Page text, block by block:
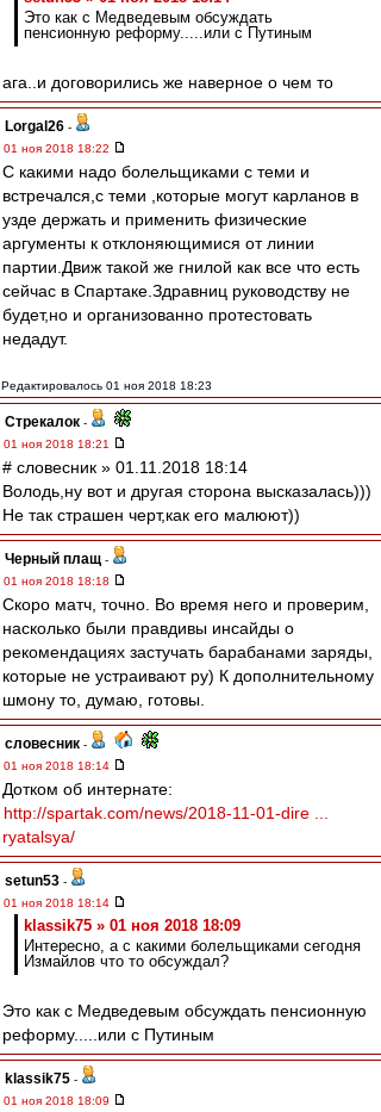
Это как с Медведевым обсуждать
пенсионную реформу.....или с Путиным
ага..и договорились же наверное о чем то
Lorgal26 -
01 ноя 2018 18:22
С какими надо болельщиками с теми и
встречался,с теми ,которые могут карланов в
узде держать и применить физические
аргументы к отклоняющимися от линии
партии.Движ такой же гнилой как все что есть
сейчас в Спартаке.Здравниц руководству не
будет,но и организованно протестовать
недадут.
Редактировалось 01 ноя 2018 18:23
Стрекалок -
01 ноя 2018 18:21
# словесник » 01.11.2018 18:14
Володь,ну вот и другая сторона высказалась)))
Не так страшен черт,как его малюют))
Черный плащ -
01 ноя 2018 18:18
Скоро матч, точно. Во время него и проверим,
насколько были правдивы инсайды о
рекомендациях застучать барабанами заряды,
которые не устраивают ру) К дополнительному
шмону то, думаю, готовы.
словесник -
01 ноя 2018 18:14
Дотком об интернате:
http://spartak.com/news/2018-11-01-dire ...
ryatalsya/
setun53 -
01 ноя 2018 18:14
klassik75 » 01 ноя 2018 18:09
Интересно, а с какими болельщиками сегодня
Измайлов что то обсуждал?
Это как с Медведевым обсуждать пенсионную
реформу.....или с Путиным
klassik75 -
01 ноя 2018 18:09